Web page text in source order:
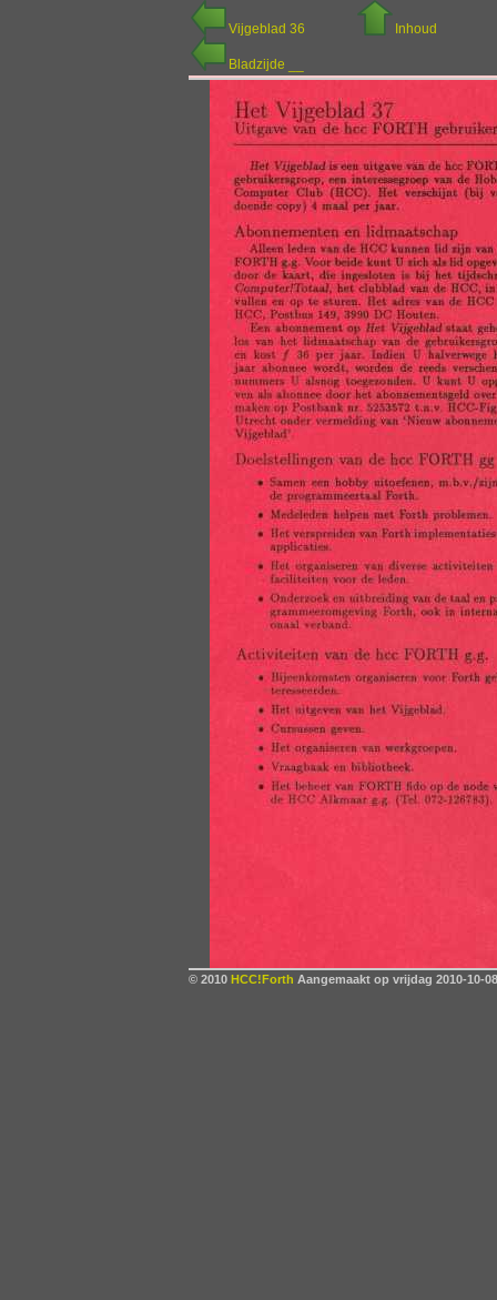
Vijgeblad 36 Inhoud
Bladzijde __
© 2010 HCC!Forth Aangemaakt op vrijdag 2010-10-